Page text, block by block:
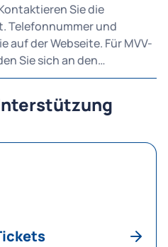
Sie die
Telefonnummer und
Webseite. Für MVV-
Sie sich an den